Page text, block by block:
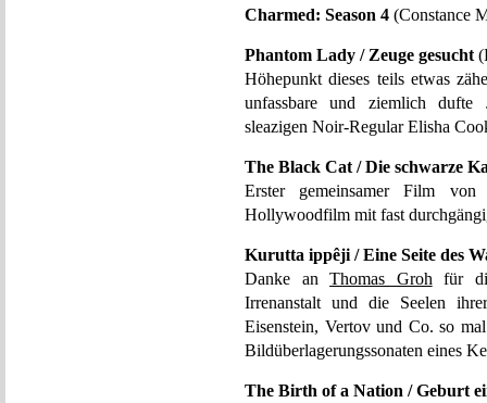
Charmed: Season 4 (Constance
Phantom Lady / Zeuge gesucht
Höhepunkt dieses teils etwas
unfassbare und ziemlich dufte
sleazigen Noir-Regular Elisha
The Black Cat / Die schwarze
Erster gemeinsamer Film
Hollywoodfilm mit fast
Kurutta ippêji / Eine Seite des
Danke anThomas Groh für
Irrenanstalt und die Seelen
Eisenstein, Vertov und Co. so
Bildüberlagerungssonaten eines
The Birth of a Nation / Geburt